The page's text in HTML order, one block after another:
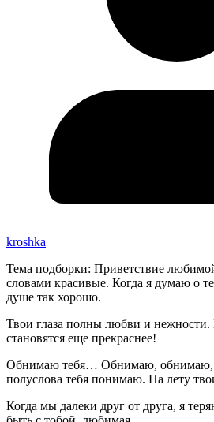
kroshka
Тема подборки: Приветствие
словами красивые. Когда я думаю о
душе так хорошо.
Твои глаза полны любви и нежности.
становятся еще прекраснее!
Обнимаю тебя… Обнимаю,
полуслова тебя понимаю. На лету
Когда мы далеки друг от друга, я